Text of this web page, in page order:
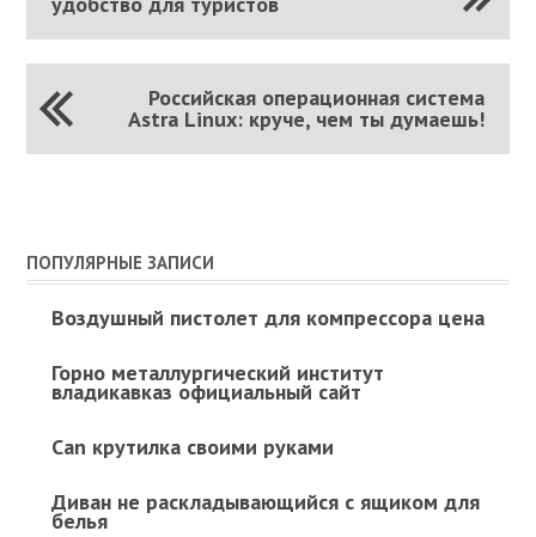
Российская операционная система
Astra Linux: круче, чем ты думаешь!
ПОПУЛЯРНЫЕ ЗАПИСИ
Воздушный пистолет для компрессора цена
Горно металлургический институт
владикавказ официальный сайт
Can крутилка своими руками
Диван не раскладывающийся с ящиком для
белья